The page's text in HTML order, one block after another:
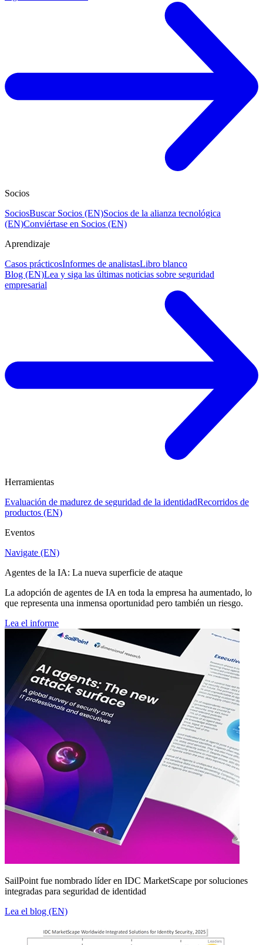
Socios
SociosBuscar Socios (EN)Socios de la alianza tecnológica
(EN)Conviértase en Socios (EN)
Aprendizaje
Casos prácticosInformes de analistasLibro blanco
Blog (EN)Lea y siga las últimas noticias sobre seguridad
empresarial
Herramientas
Evaluación de madurez de seguridad de la identidadRecorridos de
productos (EN)
Eventos
Navigate (EN)
Agentes de la IA: La nueva superficie de ataque
La adopción de agentes de IA en toda la empresa ha aumentado, lo
que representa una inmensa oportunidad pero también un riesgo.
Lea el informe
SailPoint fue nombrado líder en IDC MarketScape por soluciones
integradas para seguridad de identidad
Lea el blog (EN)